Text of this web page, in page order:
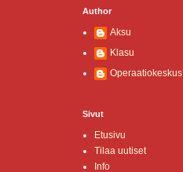
Author
Aksu
Klasu
Operaatiokeskus
Sivut
Etusivu
Tilaa uutiset
Info